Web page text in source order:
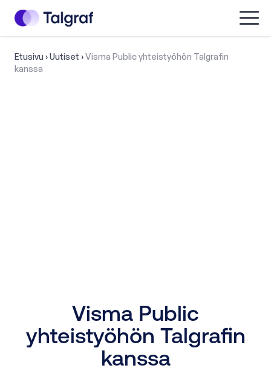
Talgraf Menu
Etusivu›Uutiset ›Visma Public yhteistyöhön Talgrafin
kanssa
Visma Public
yhteistyöhön Talgrafin
kanssa